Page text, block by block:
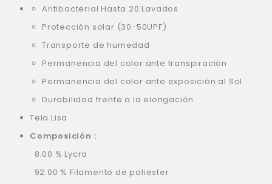
Antibacterial Hasta 20 Lavados
Protección solar (30-50UPF)
Transporte de humedad
Permanencia del color ante transpiración
Permanencia del color ante exposición al Sol
Durabilidad frente a la elongación
Tela Lisa
Composición :
· 8.00 % Lycra
· 92.00 % Filamento de poliester